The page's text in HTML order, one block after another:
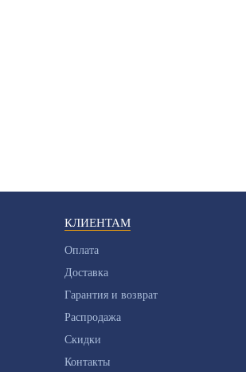
КЛИЕНТАМ
Оплата
Доставка
Гарантия и возврат
Распродажа
Скидки
Контакты